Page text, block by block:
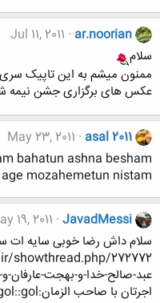
ar.noorian
Jul 11, 2011
سلام
ممنون میشم به این تاپیک سری
عکس های برگزاری جشن نیمه
asal 2011
May 23, 2011
bahatun ashna besham
mozahemetun nistam
JavadMessi
19, 2011
سلام داش رضا خوبی سایه
عبد-صالح-خدا-و-بهجت-عارفان-
اجرتان با صاحب الزمان:gol::gol::gol: